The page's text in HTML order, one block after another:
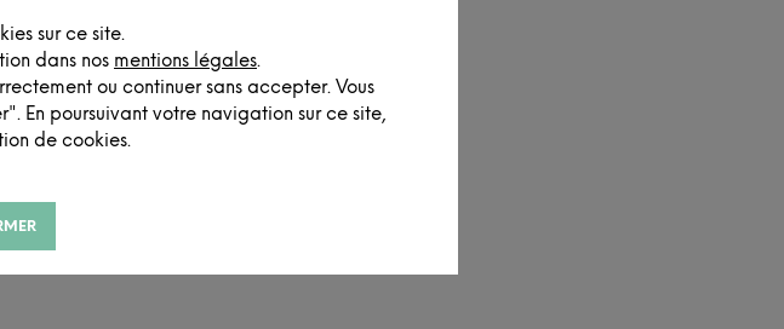
sur ce site.
dans nos mentions légales.
ou continuer sans accepter. Vous
En poursuivant votre navigation sur ce site,
de cookies.